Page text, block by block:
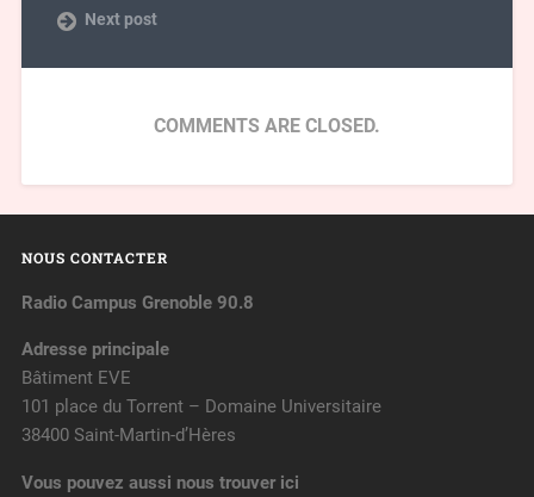
Next post
COMMENTS ARE CLOSED.
NOUS CONTACTER
Radio Campus Grenoble 90.8
Adresse principale
Bâtiment EVE
101 place du Torrent – Domaine Universitaire
38400 Saint-Martin-d’Hères
Vous pouvez aussi nous trouver ici